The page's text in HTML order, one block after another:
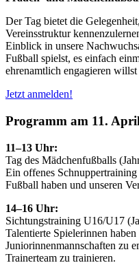
Der Tag bietet die
Vereinsstruktur
Einblick in unsere
Fußball spielst, es einfach
ehrenamtlich engagieren
Jetzt anmelden!
Programm am 11. April
11–13 Uhr:
Tag des Mädchenfußballs
Ein offenes
Fußball haben und unseren
14–16 Uhr:
Sichtungstraining U16/U17
Talentierte Spielerinnen
Juniorinnenmannschaften zu
Trainerteam zu trainieren.